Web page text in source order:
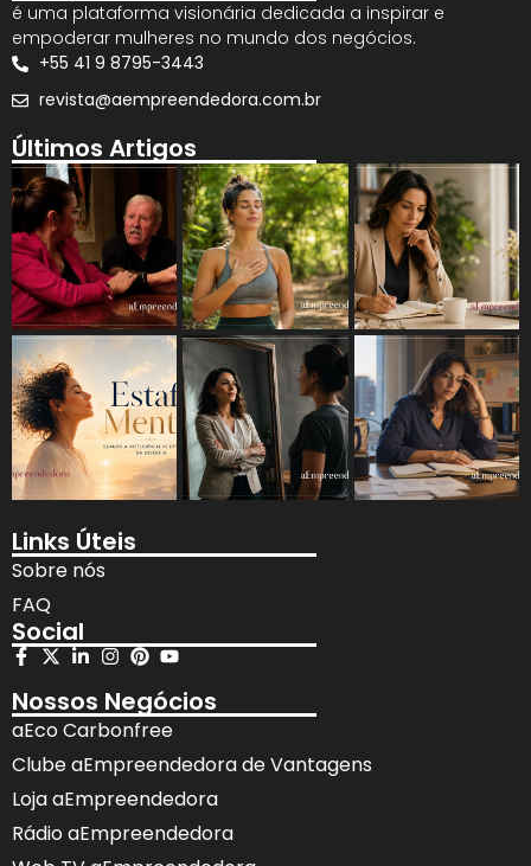
é uma plataforma visionária dedicada a inspirar e
empoderar mulheres no mundo dos negócios.
+55 41 9 8795-3443
revista@aempreendedora.com.br
Últimos Artigos
Links Úteis
Sobre nós
FAQ
Social
Nossos Negócios
aEco Carbonfree
Clube aEmpreendedora de Vantagens
Loja aEmpreendedora
Rádio aEmpreendedora